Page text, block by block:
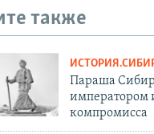
также
Параша
императором
компромисса